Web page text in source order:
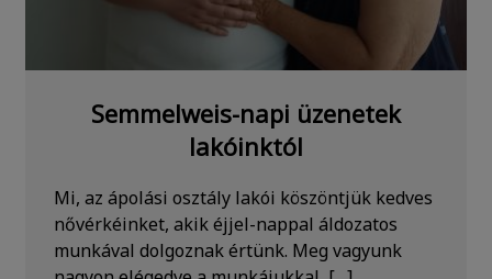
Semmelweis-napi üzenetek
lakóinktól
Mi, az ápolási osztály lakói köszöntjük kedves
nővérkéinket, akik éjjel-nappal áldozatos
munkával dolgoznak értünk. Meg vagyunk